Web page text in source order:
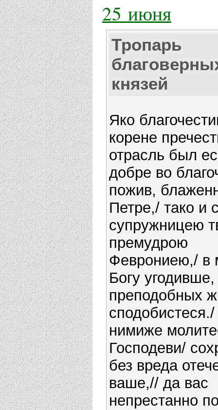
25 июня
Тропарь
князей
Яко
корене
отрасль был
добре во
пожив,
Петре,/ тако и
супружницею
премудрою
Феврониею,/ в
Богу
преподобных
нимиже
Господеви/
без вреда
ваше,// да вас
непрестанно